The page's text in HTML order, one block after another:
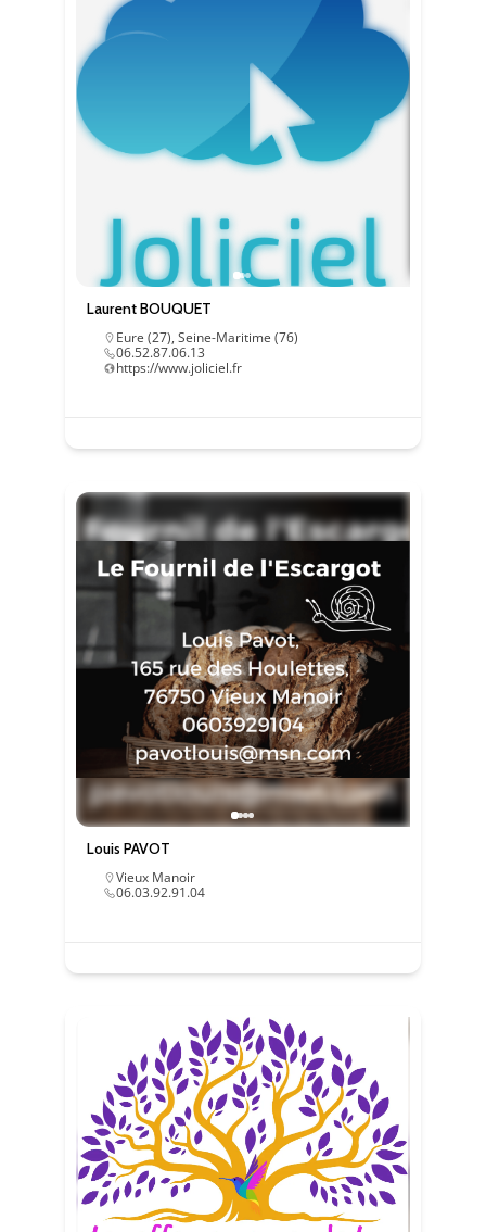
Laurent BOUQUET
Eure (27), Seine-Maritime (76)
06.52.87.06.13
https://www.joliciel.fr
Louis PAVOT
Vieux Manoir
06.03.92.91.04